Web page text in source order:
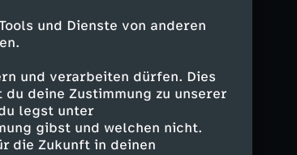
und Dienste von anderen
und verarbeiten dürfen. Dies
deine Zustimmung zu unserer
legst unter
gibst und welchen nicht.
die Zukunft in deinen
- die Einzeldokus